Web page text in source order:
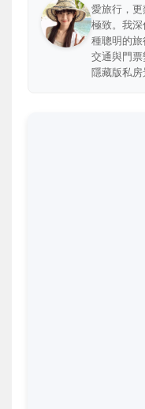
愛旅行，
極致。我
種聰明的
交通與門
隱藏版私房